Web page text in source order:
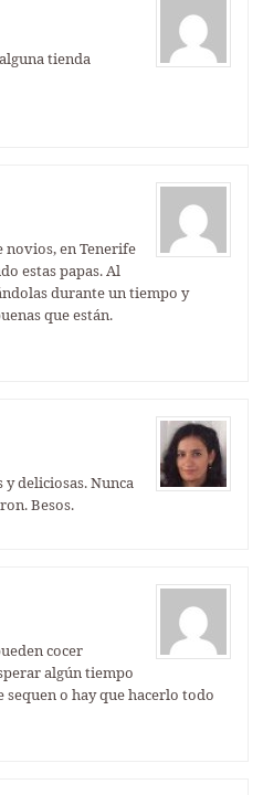
tienda
novios, en Tenerife
estas papas. Al
durante un tiempo y
que están.
y deliciosas. Nunca
Besos.
cocer
algún tiempo
sequen o hay que hacerlo todo